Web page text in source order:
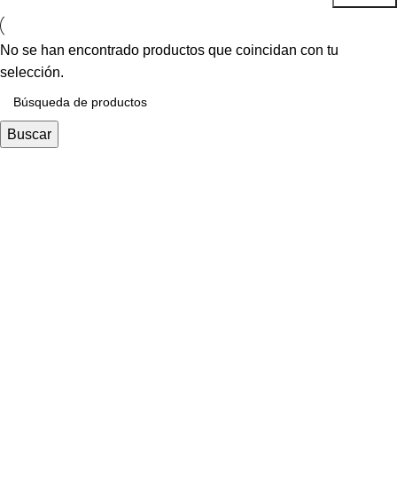
No se han encontrado productos que coincidan con tu
selección.
Buscar